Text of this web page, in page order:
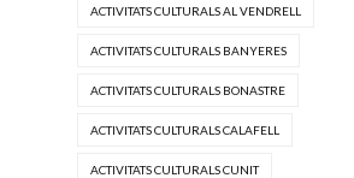
ACTIVITATS CULTURALS AL VENDRELL
ACTIVITATS CULTURALS BANYERES
ACTIVITATS CULTURALS BONASTRE
ACTIVITATS CULTURALS CALAFELL
ACTIVITATS CULTURALS CUNIT